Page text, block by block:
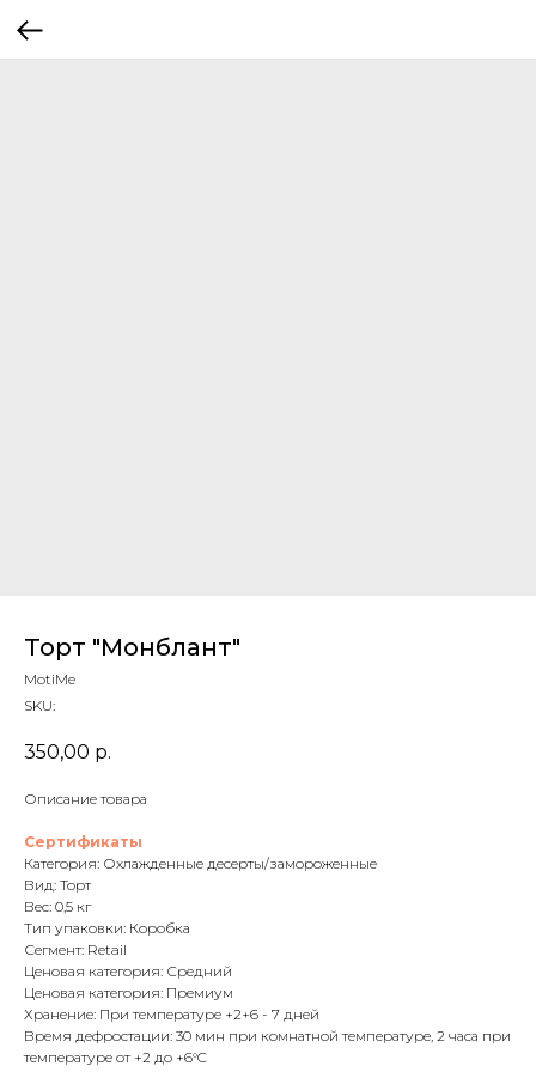
Торт "Монблант"
MotiMe
SKU:
350,00 р.
Описание товара
Сертификаты
Категория: Охлажденные десерты/замороженные
Вид: Торт
Вес: 0,5 кг
Тип упаковки: Коробка
Сегмент: Retail
Ценовая категория: Средний
Ценовая категория: Премиум
Хранение: При температуре +2+6 - 7 дней
Время дефростации: 30 мин при комнатной температуре, 2 часа при
температуре от +2 до +6°C